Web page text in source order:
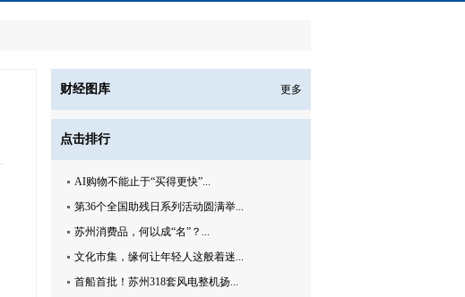
财经图库 更多
点击排行
AI购物不能止于“买得更快”...
第36个全国助残日系列活动圆满举...
苏州消费品，何以成“名”？...
文化市集，缘何让年轻人这般着迷...
首船首批！苏州318套风电整机扬...